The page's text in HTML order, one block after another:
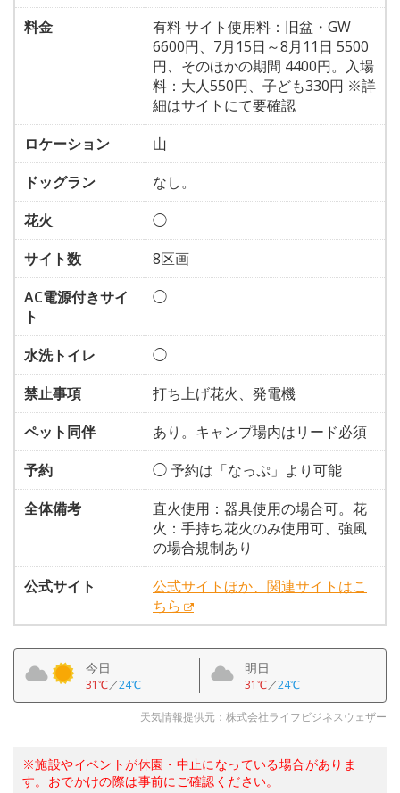
料金
有料 サイト使用料：旧盆・GW
6600円、7月15日～8月11日 5500
円、そのほかの期間 4400円。入場
料：大人550円、子ども330円 ※詳
細はサイトにて要確認
ロケーション
山
ドッグラン
なし。
花火
◯
サイト数
8区画
AC電源付きサイ
ト
◯
水洗トイレ
◯
禁止事項
打ち上げ花火、発電機
ペット同伴
あり。キャンプ場内はリード必須
予約
◯ 予約は「なっぷ」より可能
全体備考
直火使用：器具使用の場合可。花
火：手持ち花火のみ使用可、強風
の場合規制あり
公式サイト
公式サイトほか、関連サイトはこ
ちら
今日
31℃／24℃
明日
31℃／24℃
天気情報提供元：株式会社ライフビジネスウェザー
※施設やイベントが休園・中止になっている場合がありま
す。おでかけの際は事前にご確認ください。